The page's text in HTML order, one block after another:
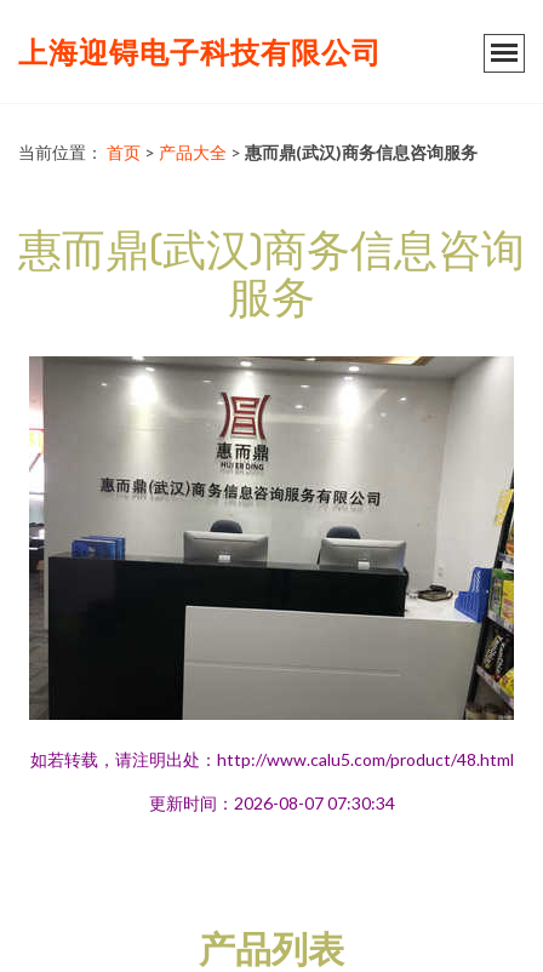
上海迎锝电子科技有限公司
当前位置： 首页 > 产品大全 > 惠而鼎(武汉)商务信息咨询服务
惠而鼎(武汉)商务信息咨询
服务
如若转载，请注明出处：http://www.calu5.com/product/48.html
更新时间：2026-08-07 07:30:34
产品列表